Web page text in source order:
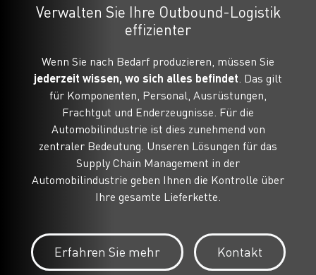
Verwalten Sie Ihre Outbound-Logistik
effizienter
Wenn Sie nach Bedarf produzieren, müssen Sie
jederzeit wissen, wo sich alles befindet. Das gilt
für Komponenten, Personal, Ausrüstungen,
Frachtgut und Enderzeugnisse. Für die
Automobilindustrie ist dies zunehmend von
zentraler Bedeutung. Unseren Lösungen für das
Supply Chain Management in der
Automobilindustrie geben Ihnen die Kontrolle über
Ihre gesamte Lieferkette.
Erfahren Sie mehr Kontakt